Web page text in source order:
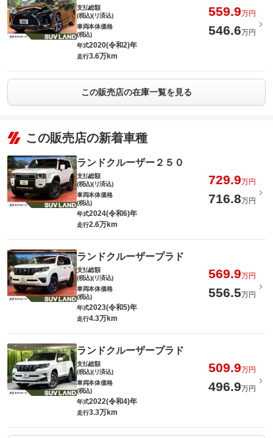
支払総額
(税込)(リ済込)
559.9万円
車両本体価格
(税込)
546.6万円
年式2020(令和2)年
走行3.6万km
この販売店の在庫一覧を見る
この販売店の新着車種
ランドクルーザー２５０
支払総額
(税込)(リ済込)
729.9万円
車両本体価格
(税込)
716.8万円
年式2024(令和6)年
走行2.6万km
ランドクルーザープラド
支払総額
(税込)(リ済込)
569.9万円
車両本体価格
(税込)
556.5万円
年式2023(令和5)年
走行4.3万km
ランドクルーザープラド
支払総額
(税込)(リ済込)
509.9万円
車両本体価格
(税込)
496.9万円
年式2022(令和4)年
走行3.3万km